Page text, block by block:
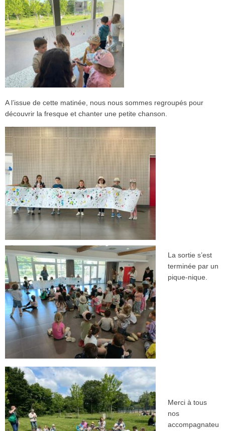
A l’issue de cette matinée, nous nous sommes regroupés pour
découvrir la fresque et chanter une petite chanson.
La sortie s’est
terminée par un
pique-nique.
Merci à tous
nos
accompagnateu